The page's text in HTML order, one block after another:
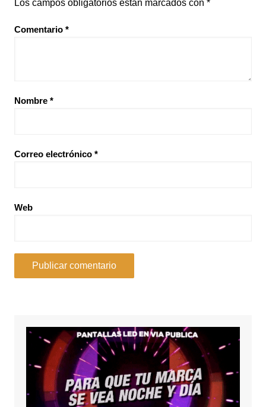
Los campos obligatorios están marcados con *
Comentario *
Nombre *
Correo electrónico *
Web